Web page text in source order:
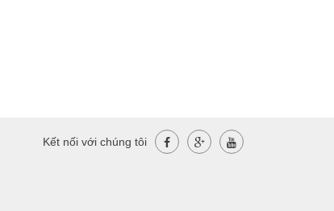
Kết nối với chúng tôi